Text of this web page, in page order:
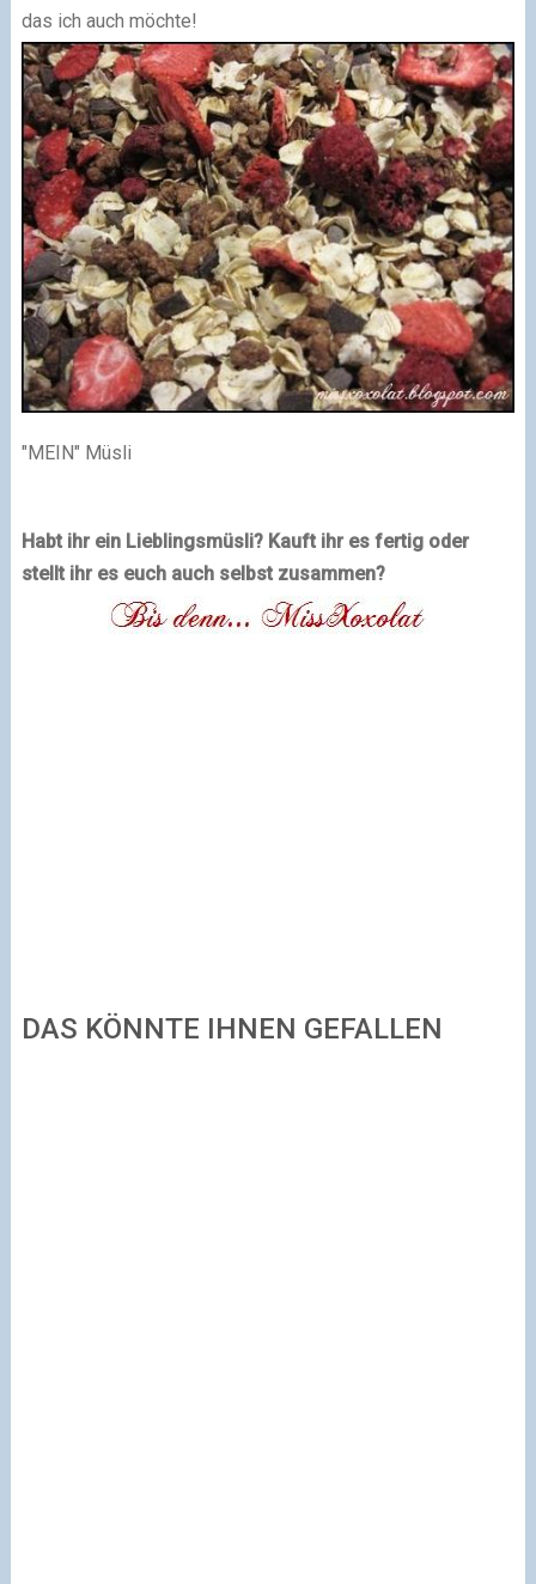
das ich auch möchte!
"MEIN" Müsli
Habt ihr ein Lieblingsmüsli? Kauft ihr es fertig oder
stellt ihr es euch auch selbst zusammen?
DAS KÖNNTE IHNEN GEFALLEN